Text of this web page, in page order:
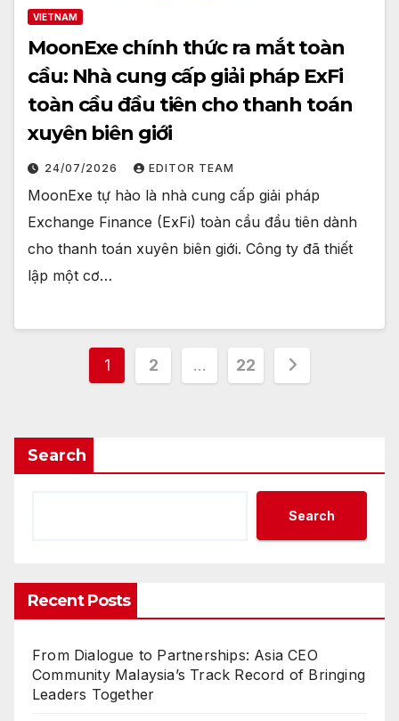
VIETNAM
MoonExe chính thức ra mắt toàn
cầu: Nhà cung cấp giải pháp ExFi
toàn cầu đầu tiên cho thanh toán
xuyên biên giới
24/07/2026 EDITOR TEAM
MoonExe tự hào là nhà cung cấp giải pháp
Exchange Finance (ExFi) toàn cầu đầu tiên dành
cho thanh toán xuyên biên giới. Công ty đã thiết
lập một cơ…
Posts
1 2 … 22
Search
Search
Recent Posts
From Dialogue to Partnerships: Asia CEO
Community Malaysia’s Track Record of Bringing
Leaders Together